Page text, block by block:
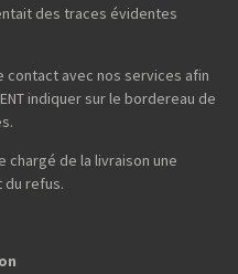
des traces évidentes
avec nos services afin
indiquer sur le bordereau de
chargé de la livraison une
du refus.